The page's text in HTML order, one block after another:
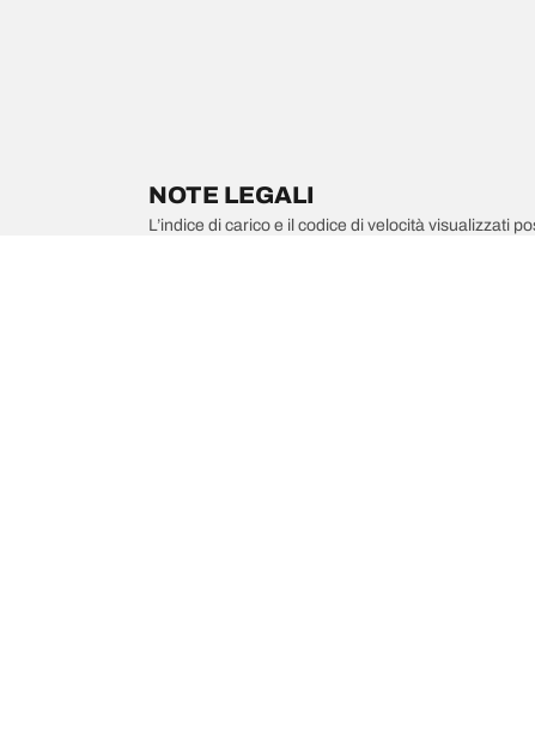
NOTE LEGALI
L’indice di carico e il codice di velocità visualizzati